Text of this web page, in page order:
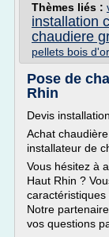
Thèmes liés :
installation
chaudiere
pellets bois d'or
Pose de
Rhin
Devis
Achat
installateur de
Vous hésitez à
Haut Rhin ?
Notre
vos questions